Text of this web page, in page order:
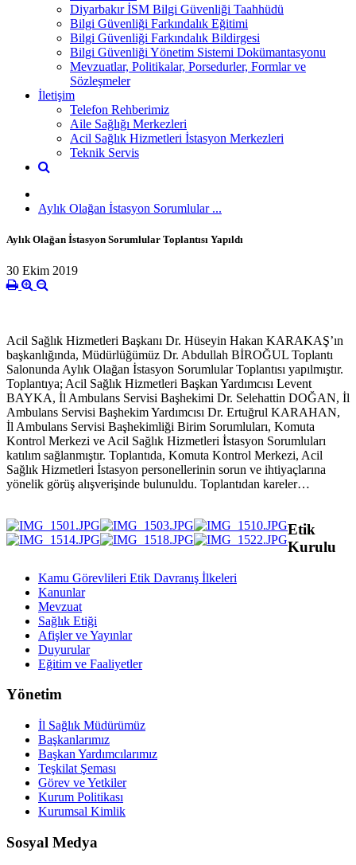
Diyarbakır İSM Bilgi Güvenliği Taahhüdü
Bilgi Güvenliği Farkındalık Eğitimi
Bilgi Güvenliği Farkındalık Bildirgesi
Bilgi Güvenliği Yönetim Sistemi Dokümantasyonu
Mevzuatlar, Politikalar, Porsedurler, Formlar ve
Sözleşmeler
İletişim
Telefon Rehberimiz
Aile Sağlığı Merkezleri
Acil Sağlık Hizmetleri İstasyon Merkezleri
Teknik Servis
Aylık Olağan İstasyon Sorumlular ...
Aylık Olağan İstasyon Sorumlular Toplantısı Yapıldı
30 Ekim 2019
Acil Sağlık Hizmetleri Başkanı Dr. Hüseyin Hakan KARAKAŞ’ın
başkanlığında, Müdürlüğümüz Dr. Abdullah BİROĞUL Toplantı
Salonunda Aylık Olağan İstasyon Sorumlular Toplantısı yapılmıştır.
Toplantıya; Acil Sağlık Hizmetleri Başkan Yardımcısı Levent
BAYKA, İl Ambulans Servisi Başhekimi Dr. Selehattin DOĞAN, İl
Ambulans Servisi Başhekim Yardımcısı Dr. Ertuğrul KARAHAN,
İl Ambulans Servisi Başhekimliği Birim Sorumluları, Komuta
Kontrol Merkezi ve Acil Sağlık Hizmetleri İstasyon Sorumluları
katılım sağlanmıştır. Toplantıda, Komuta Kontrol Merkezi, Acil
Sağlık Hizmetleri İstasyon personellerinin sorun ve ihtiyaçlarına
yönelik görüş alışverişinde bulunuldu. Toplantıdan kareler…
Etik
Kurulu
Kamu Görevlileri Etik Davranış İlkeleri
Kanunlar
Mevzuat
Sağlık Etiği
Afişler ve Yayınlar
Duyurular
Eğitim ve Faaliyetler
Yönetim
İl Sağlık Müdürümüz
Başkanlarımız
Başkan Yardımcılarımız
Teşkilat Şeması
Görev ve Yetkiler
Kurum Politikası
Kurumsal Kimlik
Sosyal Medya